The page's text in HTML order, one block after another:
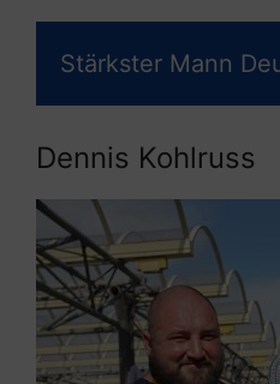
Stärkster Mann
Dennis Kohlruss